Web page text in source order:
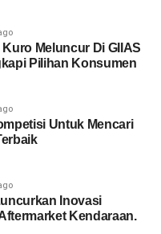
Meluncur Di GIIAS
Pilihan Konsumen
Untuk Mencari
Inovasi
Kendaraan.